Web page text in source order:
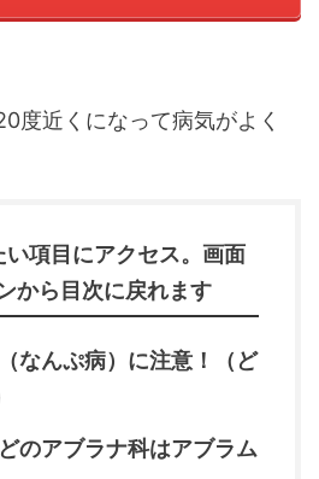
度近くになって病気がよく
い項目にアクセス。画面
から目次に戻れます
なんぷ病）に注意！（ど
のアブラナ科はアブラム